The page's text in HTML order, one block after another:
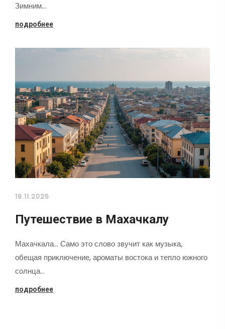
Зимним…
подробнее
19.11.2025
Путешествие в Махачкалу
Махачкала... Само это слово звучит как музыка,
обещая приключение, ароматы востока и тепло южного
солнца…
подробнее